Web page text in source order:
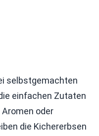
selbstgemachten
einfachen Zutaten
oder
die Kichererbsen